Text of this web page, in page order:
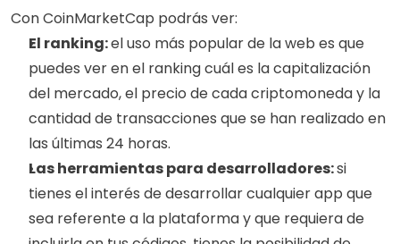
Con CoinMarketCap podrás ver:
El ranking: el uso más popular de la web es que
puedes ver en el ranking cuál es la capitalización
del mercado, el precio de cada criptomoneda y la
cantidad de transacciones que se han realizado en
las últimas 24 horas.
Las herramientas para desarrolladores: si
tienes el interés de desarrollar cualquier app que
sea referente a la plataforma y que requiera de